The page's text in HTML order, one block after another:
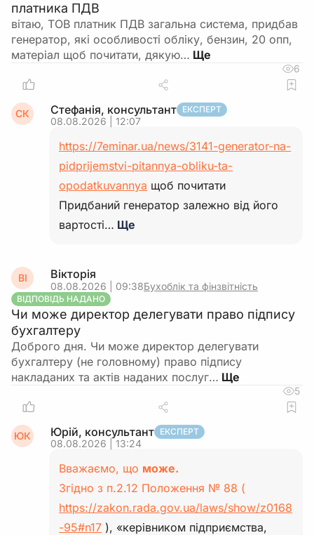
платника ПДВ
вітаю, ТОВ платник ПДВ загальна система, придбав
генератор, які особливості обліку, бензин, 20 опп,
матеріал щоб почитати, дякую…
6
СК Стефанія, консультант ЕКСПЕРТ
08.08.2026 | 12:07
https://7eminar.ua/news/3141-generator-na-
pidprijemstvi-pitannya-obliku-ta-
opodatkuvannya щоб почитати
Придбаний генератор залежно від його
вартості… Ще
ВІ Вікторія
08.08.2026 | 09:38Бухоблік та фінзвітність
ВІДПОВІДЬ НАДАНО
Чи може директор делегувати право підпису
бухгалтеру
Доброго дня. Чи може директор делегувати
бухгалтеру (не головному) право підпису
накладаних та актів наданих послуг…
5
ЮК Юрій, консультант ЕКСПЕРТ
08.08.2026 | 13:24
Вважаємо, що може.
Згідно з п.2.12 Положення № 88 (
https://zakon.rada.gov.ua/laws/show/z0168
-95#n17 ), «керівником підприємства,